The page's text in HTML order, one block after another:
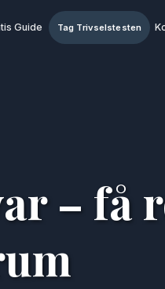
Guide Tag Trivselstesten
– få